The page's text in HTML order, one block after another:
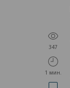
347
1 мин.